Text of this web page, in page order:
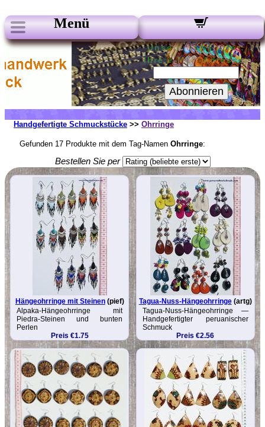
Menü
Unsere Newsletter:
Ihre e-Mail-Adresse:
Abonnieren
Handgefertigte Schmuckstücke >> Ohrringe
Gefunden 17 Produkte mit dem Tag-NamenOhrringe:
Bestellen Sie per
Hängeohrringe mit Steinen(pief)
Alpaka-Hängeohrringe mit
Piedra-Steinen und bunten
Perlen
Preis €1.75
Tagua-Nuss-Hängeohrringe(artg)
Tagua-Nuss-Hängeohrringe —
Handgefertigter peruanischer
Schmuck
Preis €2.56